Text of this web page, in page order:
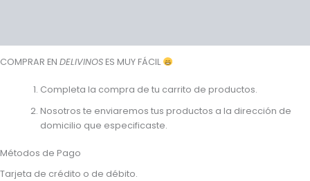
COMPRAR EN DELIVINOSES MUY FÁCIL
Completa la compra de tu carrito de productos.
Nosotros te enviaremos tus productos a la dirección de
domicilio que especificaste.
Métodos de Pago
Tarjeta de crédito o de débito.